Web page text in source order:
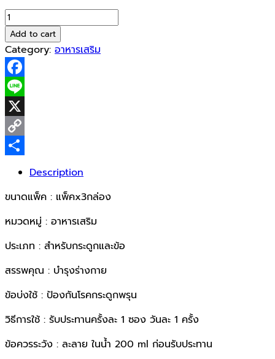
BKD
Calza
C(รส
ส้ม)
1500mg
1x10sac
quantity
Add to cart
Category: อาหารเสริม
Facebook
Line
X
Copy
ShareDescription
ขนาดแพ็ค : แพ็คx3กล่อง
หมวดหมู่ : อาหารเสริม
ประเภท : สำหรับกระดูกและข้อ
สรรพคุณ : บำรุงร่างกาย
ข้อบ่งใช้ : ป้องกันโรคกระดูกพรุน
วิธีการใช้ : รับประทานครั้งละ 1 ซอง วันละ 1 ครั้ง
ข้อควรระวัง : ละลาย ในน้ำ 200 ml ก่อนรับประทาน